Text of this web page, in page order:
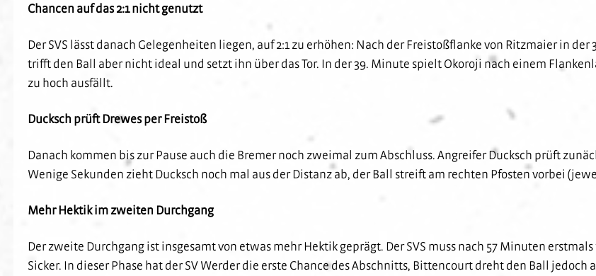
Chancen auf das 2:1 nicht genutzt
Der SVS lässt danach Gelegenheiten liegen, auf 2:1 zu erhöhen: Nach der Freistoßflanke von Ritzmaier in
trifft den Ball aber nicht ideal und setzt ihn über das Tor. In der 39. Minute spielt Okoroji nach einem
zu hoch ausfällt.
Ducksch prüft Drewes per Freistoß
Danach kommen bis zur Pause auch die Bremer noch zweimal zum Abschluss. Angreifer Ducksch prüft
Wenige Sekunden zieht Ducksch noch mal aus der Distanz ab, der Ball streift am rechten Pfosten vorbei
Mehr Hektik im zweiten Durchgang
Der zweite Durchgang ist insgesamt von etwas mehr Hektik geprägt. Der SVS muss nach 57 Minuten
Sicker. In dieser Phase hat der SV Werder die erste Chance des Abschnitts, Bittencourt dreht den Ball